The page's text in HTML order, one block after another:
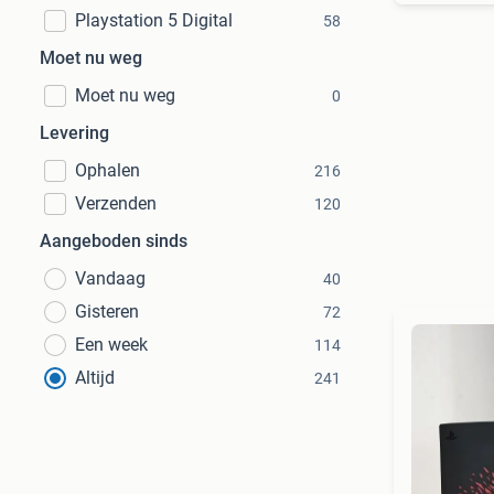
Playstation 5 Digital 58
Moet nu weg
Moet nu weg
0
Levering
Ophalen
216
Verzenden 120
Aangeboden sinds
Vandaag
40
Gisteren 72
Een week 114
Altijd 241